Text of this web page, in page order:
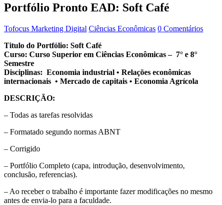
Portfólio Pronto EAD: Soft Café
Tofocus Marketing Digital Ciências Econômicas 0 Comentários
Titulo do Portfólio: Soft Café
Curso: Curso Superior em Ciências Econômicas – 7° e 8°
Semestre
Disciplinas: Economia industrial • Relações econômicas
internacionais • Mercado de capitais • Economia Agrícola
DESCRIÇÃO:
– Todas as tarefas resolvidas
– Formatado segundo normas ABNT
– Corrigido
– Portfólio Completo (capa, introdução, desenvolvimento,
conclusão, referencias).
– Ao receber o trabalho é importante fazer modificações no mesmo
antes de envia-lo para a faculdade.